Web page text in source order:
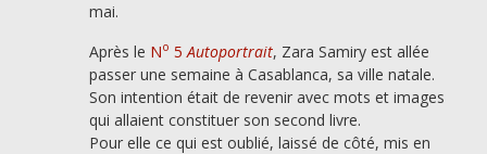
mai.
Après le No 5Autoportrait, Zara Samiry est allée
passer une semaine à Casablanca, sa ville natale.
Son intention était de revenir avec mots et images
qui allaient constituer son second livre.
Pour elle ce qui est oublié, laissé de côté, mis en